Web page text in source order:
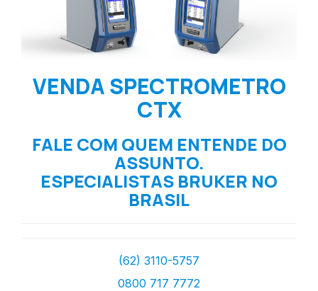
VENDA SPECTROMETRO
CTX
FALE COM QUEM ENTENDE DO
ASSUNTO.
ESPECIALISTAS BRUKER NO
BRASIL
(62) 3110-5757
0800 717 7772